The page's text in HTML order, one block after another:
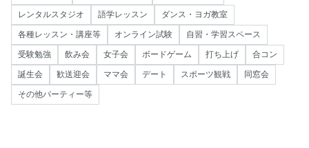
レンタルスタジオ 語学レッスン ダンス・ヨガ教室
各種レッスン・講座等 オンライン試験 自習・学習スペース
受験勉強 飲み会 女子会 ボードゲーム 打ち上げ 合コン
誕生会 歓送迎会 ママ会 デート スポーツ観戦 同窓会
その他パーティー等